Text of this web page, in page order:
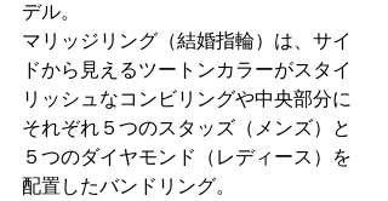
デル。
マリッジリング（結婚指輪）は、サイ
ドから見えるツートンカラーがスタイ
リッシュなコンビリングや中央部分に
それぞれ５つのスタッズ（メンズ）と
５つのダイヤモンド（レディース）を
配置したバンドリング。